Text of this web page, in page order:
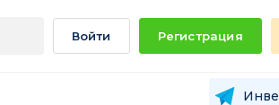
Войти Регистрация